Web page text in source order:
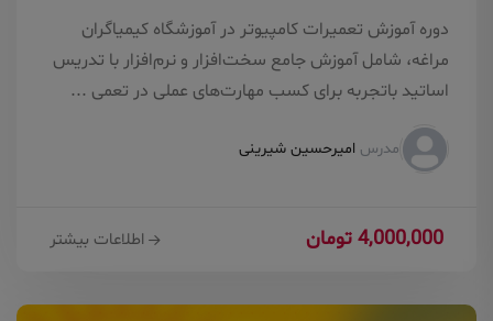
دوره آموزش تعمیرات کامپیوتر در آموزشگاه کیمیاگران
مراغه، شامل آموزش جامع سخت‌افزار و نرم‌افزار با تدریس
اساتید باتجربه برای کسب مهارت‌های عملی در تعمی ...
مدرس امیرحسین شیرینی
4,000,000 تومان اطلاعات بیشتر